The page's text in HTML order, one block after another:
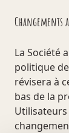
Changements
La Société
politique
révisera à
bas de la